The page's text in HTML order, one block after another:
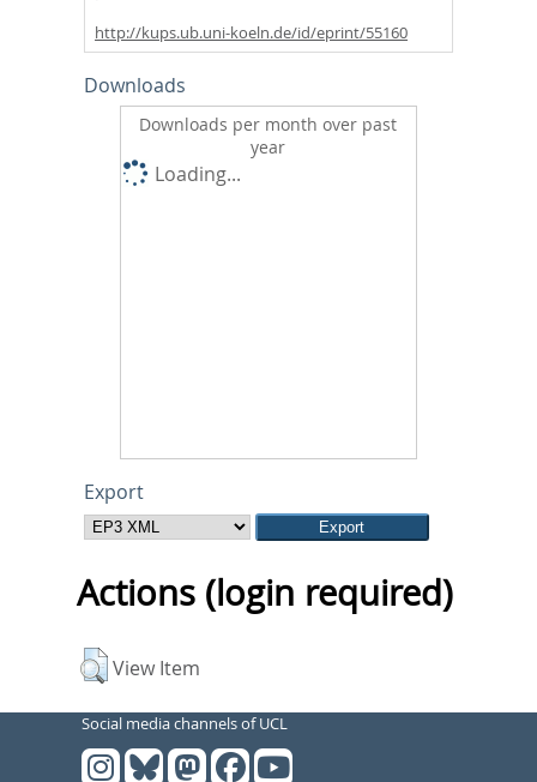
http://kups.ub.uni-koeln.de/id/eprint/55160
Downloads
Downloads per month over past
year
Loading...
Export
Actions (login required)
View Item
Social media channels of UCL